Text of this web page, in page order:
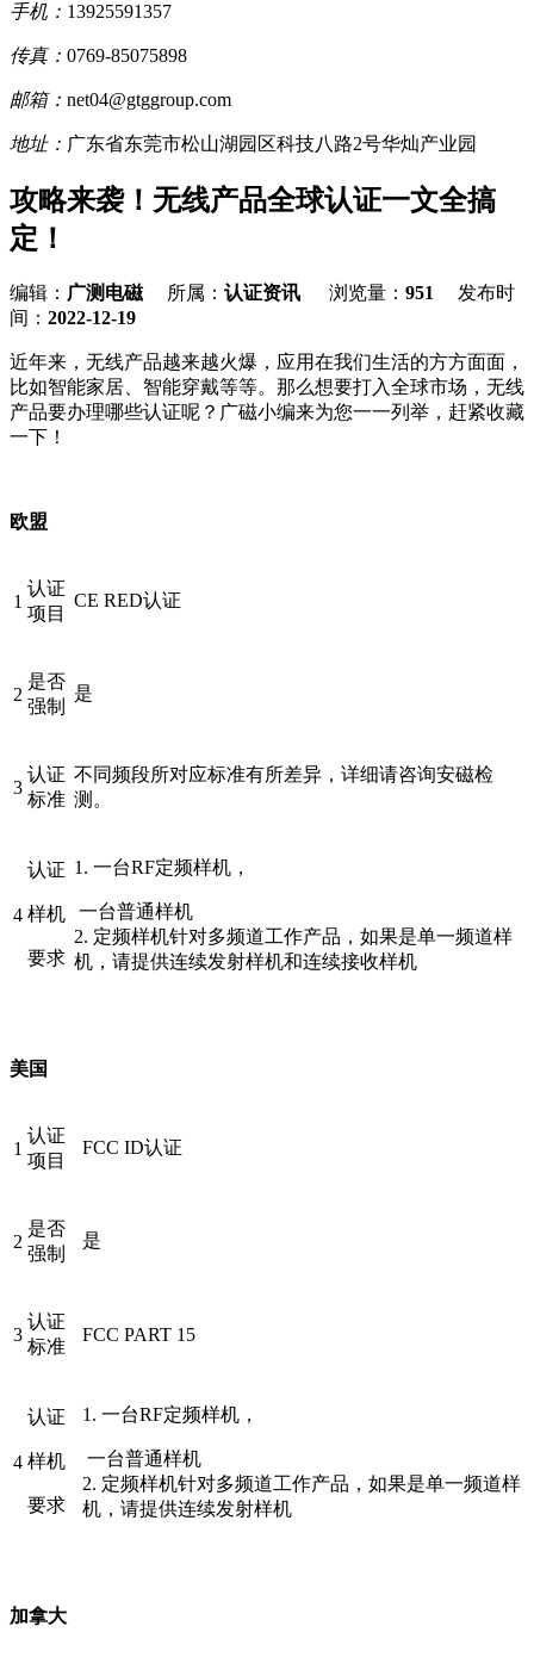
手机： 13925591357
传真： 0769-85075898
邮箱： net04@gtggroup.com
地址： 广东省东莞市松山湖园区科技八路2号华灿产业园
攻略来袭！无线产品全球认证一文全搞
定！
编辑： 广测电磁所属： 认证资讯 浏览量： 951
发布时
间： 2022-12-19
近年来，无线产品越来越火爆，应用在我们生活的方方面面，
比如智能家居、智能穿戴等等。那么想要打入全球市场，无线
产品要办理哪些认证呢？广磁小编来为您一一列举，赶紧收藏
一下！
欧盟
1
认证
项目
CE RED认证
2
是否
强制
是
3
认证
标准
不同频段所对应标准有所差异，详细请咨询安磁检
测。
4
认证
样机
要求
1. 一台RF定频样机，
一台普通样机
2. 定频样机针对多频道工作产品，如果是单一频道样
机，请提供连续发射样机和连续接收样机
美国
1
认证
项目
FCC ID认证
2
是否
强制
是
3
认证
标准
FCC PART 15
4
认证
样机
要求
1. 一台RF定频样机，
一台普通样机
2. 定频样机针对多频道工作产品，如果是单一频道样
机，请提供连续发射样机
加拿大